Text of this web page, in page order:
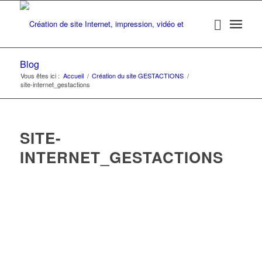
Blog
Vous êtes ici : Accueil / Création du site GESTACTIONS /
site-internet_gestactions
SITE-
INTERNET_GESTACTIONS